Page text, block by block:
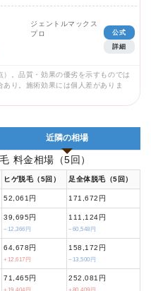
ジェントルマックス
プロ
公式
詳細
。品質・効果の優劣を示すものでは
り。施術効果には個人差がありま
近隣の相場
料金相場（5回）
ヒゲ脱毛（5回） 足全体脱毛（5回）
52,061円 171,672円
39,695円
−12,366円
111,124円
−60,548円
64,678円
+12,617円
158,172円
−13,500円
71,465円 252,081円